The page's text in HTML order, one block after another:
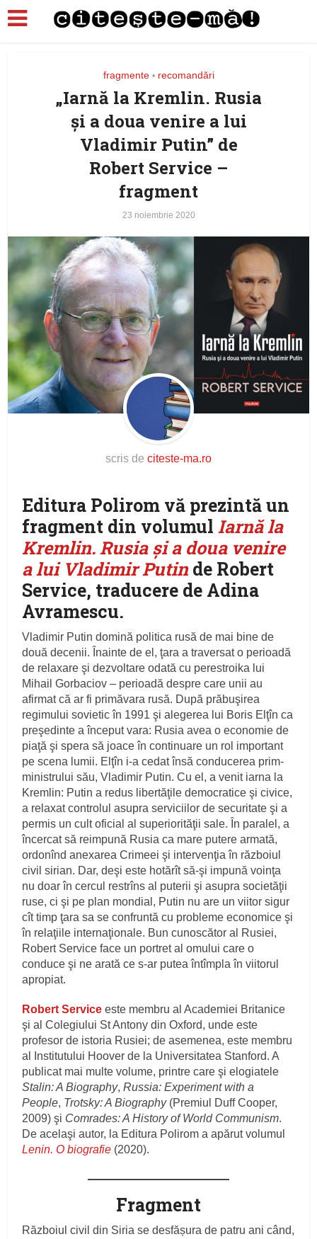
fragmente • recomandări
„Iarnă la Kremlin. Rusia
și a doua venire a lui
Vladimir Putin” de
Robert Service –
fragment
23 noiembrie 2020
scris de citeste-ma.ro
Editura Polirom vă prezintă un
fragment din volumulIarnă la
Kremlin. Rusia și a doua venire
a lui Vladimir Putinde Robert
Service, traducere de Adina
Avramescu.
Vladimir Putin domină politica rusă de mai bine de
două decenii. Înainte de el, ţara a traversat o perioadă
de relaxare şi dezvoltare odată cu perestroika lui
Mihail Gorbaciov – perioadă despre care unii au
afirmat că ar fi primăvara rusă. După prăbuşirea
regimului sovietic în 1991 şi alegerea lui Boris Elţîn ca
preşedinte a început vara: Rusia avea o economie de
piaţă şi spera să joace în continuare un rol important
pe scena lumii. Elţîn i-a cedat însă conducerea prim-
ministrului său, Vladimir Putin. Cu el, a venit iarna la
Kremlin: Putin a redus libertăţile democratice şi civice,
a relaxat controlul asupra serviciilor de securitate şi a
permis un cult oficial al superiorităţii sale. În paralel, a
încercat să reimpună Rusia ca mare putere armată,
ordonînd anexarea Crimeei şi intervenţia în războiul
civil sirian. Dar, deşi este hotărît să-şi impună voinţa
nu doar în cercul restrîns al puterii şi asupra societăţii
ruse, ci şi pe plan mondial, Putin nu are un viitor sigur
cît timp ţara sa se confruntă cu probleme economice şi
în relaţiile internaţionale. Bun cunoscător al Rusiei,
Robert Service face un portret al omului care o
conduce şi ne arată ce s-ar putea întîmpla în viitorul
apropiat.
Robert Service este membru al Academiei Britanice
şi al Colegiului St Antony din Oxford, unde este
profesor de istoria Rusiei; de asemenea, este membru
al Institutului Hoover de la Universitatea Stanford. A
publicat mai multe volume, printre care şi elogiatele
Stalin: A Biography,Russia: Experiment with a
People, Trotsky: A Biography(Premiul Duff Cooper,
2009) şi Comrades: A History of World Communism.
De acelaşi autor, la Editura Polirom a apărut volumul
Lenin. O biografie (2020).
Fragment
Războiul civil din Siria se desfășura de patru ani când,